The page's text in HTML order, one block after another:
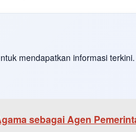
mendapatkan informasi terkini.
sebagai Agen